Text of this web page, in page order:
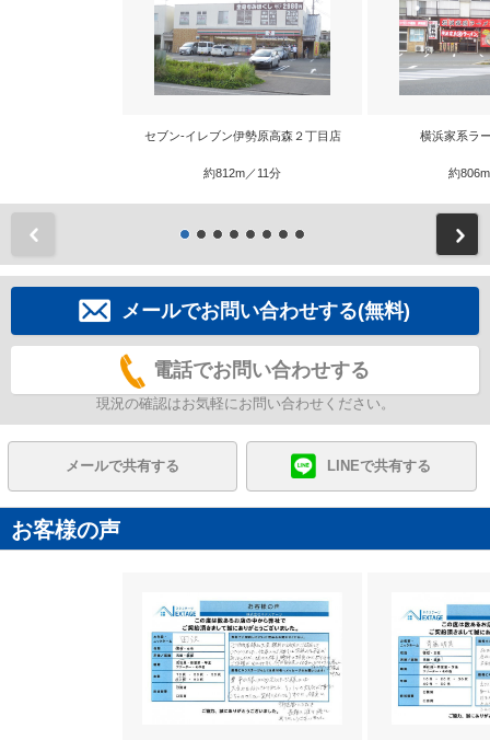
セブン-イレブン伊勢原高森２丁目店
約812m／11分
横浜家系ラ
約
メールでお問い合わせする(無料)
電話でお問い合わせする
現況の確認はお気軽にお問い合わせください。
メールで共有する LINEで共有する
お客様の声